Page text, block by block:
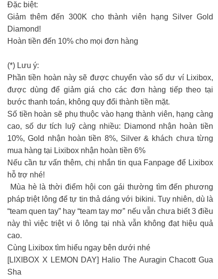
Đặc biệt:
Giảm thêm đến 300K cho thành viên hạng Silver Gold
Diamond!
Hoàn tiền đến 10% cho mọi đơn hàng
(*) Lưu ý:
Phần tiền hoàn này sẽ được chuyển vào số dư ví Lixibox,
được dùng để giảm giá cho các đơn hàng tiếp theo tại
bước thanh toán, không quy đổi thành tiền mặt.
Số tiền hoàn sẽ phụ thuộc vào hạng thành viên, hạng càng
cao, số dư tích luỹ càng nhiều: Diamond nhận hoàn tiền
10%, Gold nhận hoàn tiền 8%, Silver & khách chưa từng
mua hàng tại Lixibox nhận hoàn tiền 6%
Nếu cần tư vấn thêm, chị nhắn tin qua Fanpage để Lixibox
hỗ trợ nhé!
Mùa hè là thời điểm hội con gái thường tìm đến phương
pháp triệt lông để tự tin thả dáng với bikini. Tuy nhiên, dù là
“team quen tay” hay “team tay mơ” nếu vẫn chưa biết 3 điều
này thì việc triệt vi ô lông tại nhà vẫn không đạt hiệu quả
cao.
Cùng Lixibox tìm hiểu ngay bên dưới nhé
[LIXIBOX X LEMON DAY] Halio The Auragin Chacott Gua
Sha